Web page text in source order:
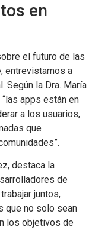
en
el futuro de las
, entrevistamos a
Según la Dra. María
apps están en
a los usuarios,
que
destaca la
de
juntos,
que no solo sean
los objetivos de